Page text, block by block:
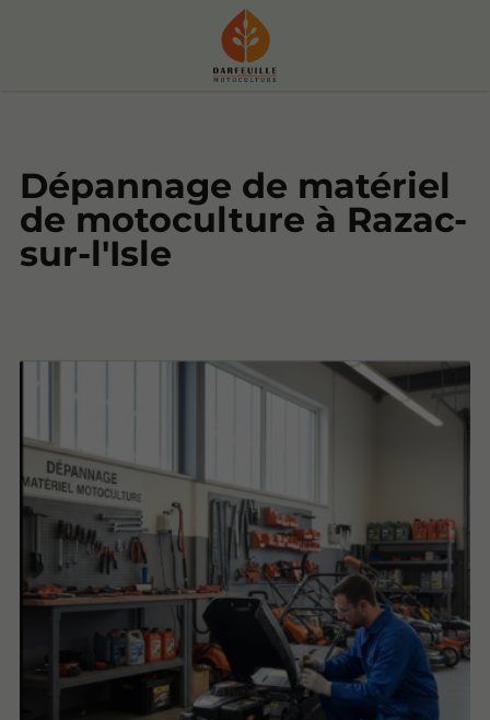
Dépannage de matériel
de motoculture à Razac-
sur-l'Isle